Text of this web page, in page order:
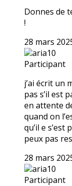
Donnes de
!
28 mars
aria10
Participant
j’ai écrit un
pas s’il est
en attente
quand on
qu’il e s’est
peux pas
28 mars
aria10
Participant